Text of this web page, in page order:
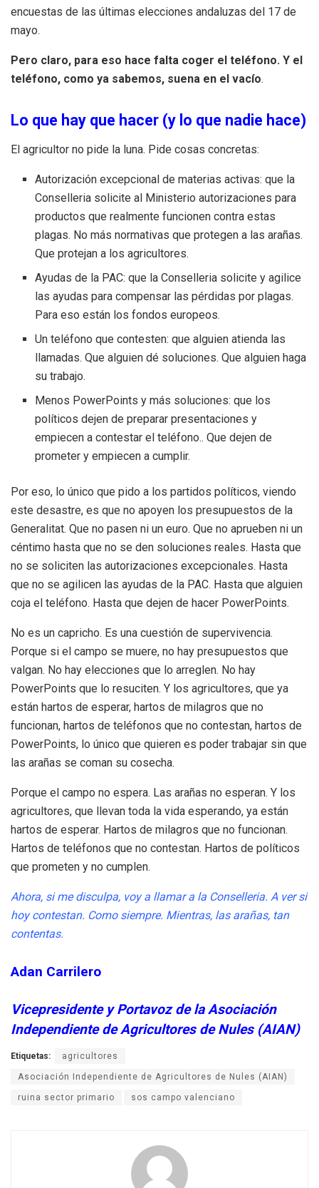
encuestas de las últimas elecciones andaluzas del 17 de
mayo.
Pero claro, para eso hace falta coger el teléfono. Y el
teléfono, como ya sabemos, suena en el vacío.
Lo que hay que hacer (y lo que nadie hace)
El agricultor no pide la luna. Pide cosas concretas:
Autorización excepcional de materias activas: que la
Conselleria solicite al Ministerio autorizaciones para
productos que realmente funcionen contra estas
plagas. No más normativas que protegen a las arañas.
Que protejan a los agricultores.
Ayudas de la PAC: que la Conselleria solicite y agilice
las ayudas para compensar las pérdidas por plagas.
Para eso están los fondos europeos.
Un teléfono que contesten: que alguien atienda las
llamadas. Que alguien dé soluciones. Que alguien haga
su trabajo.
Menos PowerPoints y más soluciones: que los
políticos dejen de preparar presentaciones y
empiecen a contestar el teléfono.. Que dejen de
prometer y empiecen a cumplir.
Por eso, lo único que pido a los partidos políticos, viendo
este desastre, es que no apoyen los presupuestos de la
Generalitat. Que no pasen ni un euro. Que no aprueben ni un
céntimo hasta que no se den soluciones reales. Hasta que
no se soliciten las autorizaciones excepcionales. Hasta
que no se agilicen las ayudas de la PAC. Hasta que alguien
coja el teléfono. Hasta que dejen de hacer PowerPoints.
No es un capricho. Es una cuestión de supervivencia.
Porque si el campo se muere, no hay presupuestos que
valgan. No hay elecciones que lo arreglen. No hay
PowerPoints que lo resuciten. Y los agricultores, que ya
están hartos de esperar, hartos de milagros que no
funcionan, hartos de teléfonos que no contestan, hartos de
PowerPoints, lo único que quieren es poder trabajar sin que
las arañas se coman su cosecha.
Porque el campo no espera. Las arañas no esperan. Y los
agricultores, que llevan toda la vida esperando, ya están
hartos de esperar. Hartos de milagros que no funcionan.
Hartos de teléfonos que no contestan. Hartos de políticos
que prometen y no cumplen.
Ahora, si me disculpa, voy a llamar a la Conselleria. A ver si
hoy contestan. Como siempre. Mientras, las arañas, tan
contentas.
Adan Carrilero
Vicepresidente y Portavoz de la Asociación
Independiente de Agricultores de Nules (AIAN)
Etiquetas: agricultores
Asociación Independiente de Agricultores de Nules (AIAN)
ruina sector primario sos campo valenciano